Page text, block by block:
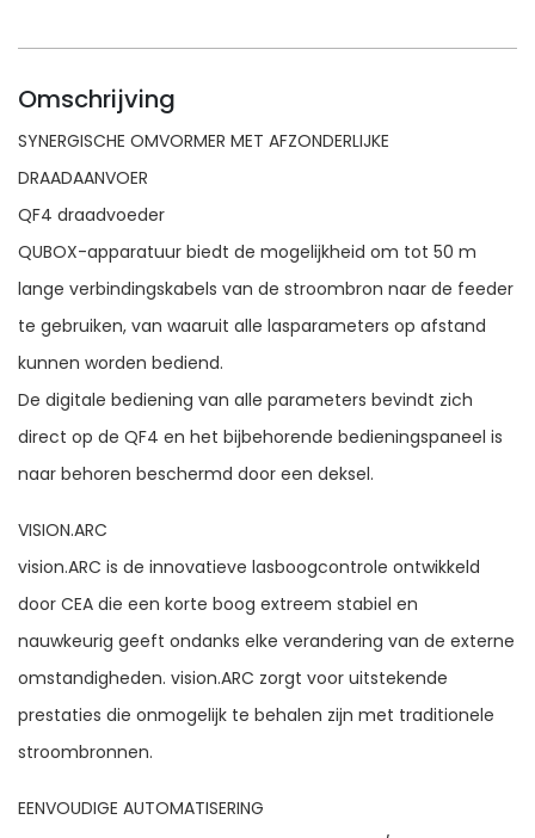
Omschrijving
SYNERGISCHE OMVORMER MET AFZONDERLIJKE
DRAADAANVOER
QF4 draadvoeder
QUBOX-apparatuur biedt de mogelijkheid om tot 50 m
lange verbindingskabels van de stroombron naar de feeder
te gebruiken, van waaruit alle lasparameters op afstand
kunnen worden bediend.
De digitale bediening van alle parameters bevindt zich
direct op de QF4 en het bijbehorende bedieningspaneel is
naar behoren beschermd door een deksel.
VISION.ARC
vision.ARC is de innovatieve lasboogcontrole ontwikkeld
door CEA die een korte boog extreem stabiel en
nauwkeurig geeft ondanks elke verandering van de externe
omstandigheden. vision.ARC zorgt voor uitstekende
prestaties die onmogelijk te behalen zijn met traditionele
stroombronnen.
EENVOUDIGE AUTOMATISERING